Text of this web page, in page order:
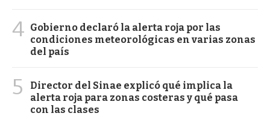
4 Gobierno declaró la alerta roja por las
condiciones meteorológicas en varias zonas
del país
5
Director del Sinae explicó qué implica la
alerta roja para zonas costeras y qué pasa
con las clases